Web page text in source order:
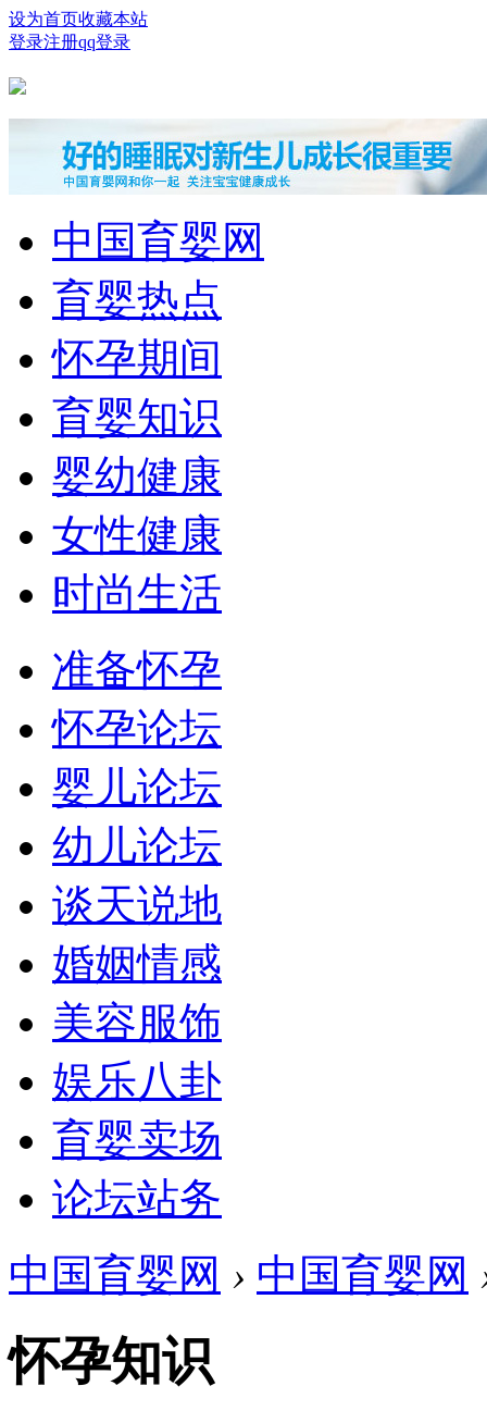
设为首页收藏本站
登录注册qq登录
中国育婴网
育婴热点
怀孕期间
育婴知识
婴幼健康
女性健康
时尚生活
准备怀孕
怀孕论坛
婴儿论坛
幼儿论坛
谈天说地
婚姻情感
美容服饰
娱乐八卦
育婴卖场
论坛站务
中国育婴网 › 中国育婴网
怀孕知识